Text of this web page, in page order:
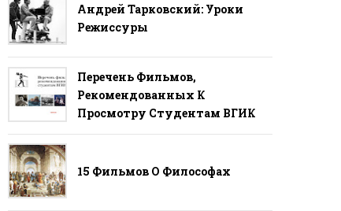
Андрей Тарковский: Уроки
Режиссуры
Перечень Фильмов,
Рекомендованных К
Просмотру Студентам ВГИК
15 Фильмов О Философах